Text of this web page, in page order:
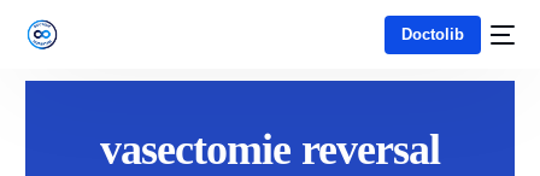
Doctolib
vasectomie reversal